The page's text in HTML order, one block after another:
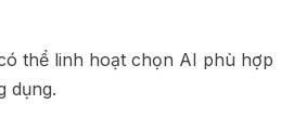
thể linh hoạt chọn AI phù hợp
dụng.